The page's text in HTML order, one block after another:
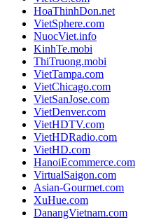
HoaThinhDon.net
VietSphere.com
NuocViet.info
KinhTe.mobi
ThiTruong.mobi
VietTampa.com
VietChicago.com
VietSanJose.com
VietDenver.com
VietHDTV.com
VietHDRadio.com
VietHD.com
HanoiEcommerce.com
VirtualSaigon.com
Asian-Gourmet.com
XuHue.com
DanangVietnam.com